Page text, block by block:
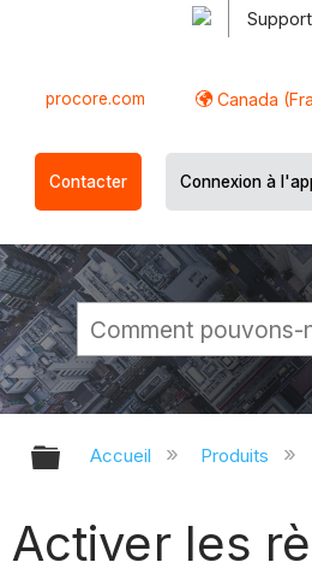
Support
procore.com Canada
Contacter Connexion à
Développer/
Accueil Produits
Activer les